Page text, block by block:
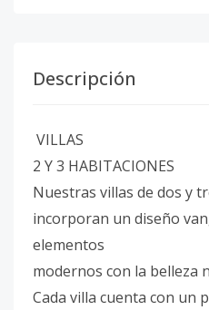
Descripción
VILLAS
2 Y 3 HABITACIONES
Nuestras villas de dos y
incorporan un diseño
elementos
modernos con la belleza
Cada villa cuenta con un